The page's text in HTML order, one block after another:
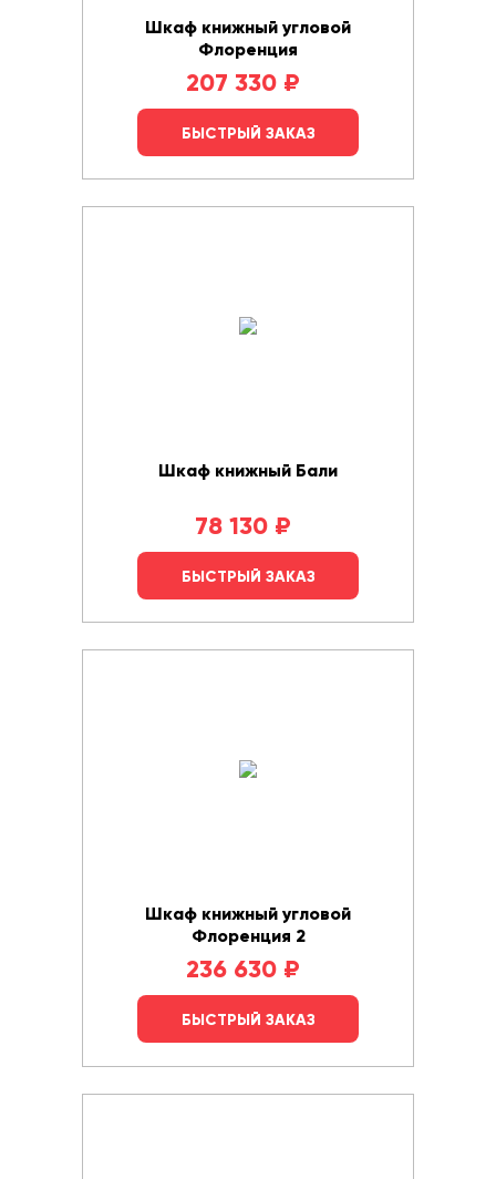
Шкаф книжный угловой
Флоренция
207 330 ₽
БЫСТРЫЙ ЗАКАЗ
Шкаф книжный Бали
78 130 ₽
БЫСТРЫЙ ЗАКАЗ
Шкаф книжный угловой
Флоренция 2
236 630 ₽
БЫСТРЫЙ ЗАКАЗ